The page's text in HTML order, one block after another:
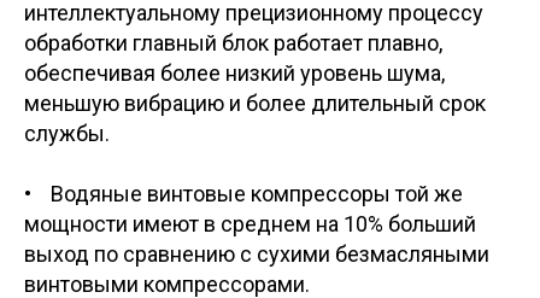
интеллектуальному прецизионному процессу
обработки главный блок работает плавно,
обеспечивая более низкий уровень шума,
меньшую вибрацию и более длительный срок
службы.
• Водяные винтовые компрессоры той же
мощности имеют в среднем на 10% больший
выход по сравнению с сухими безмасляными
винтовыми компрессорами.